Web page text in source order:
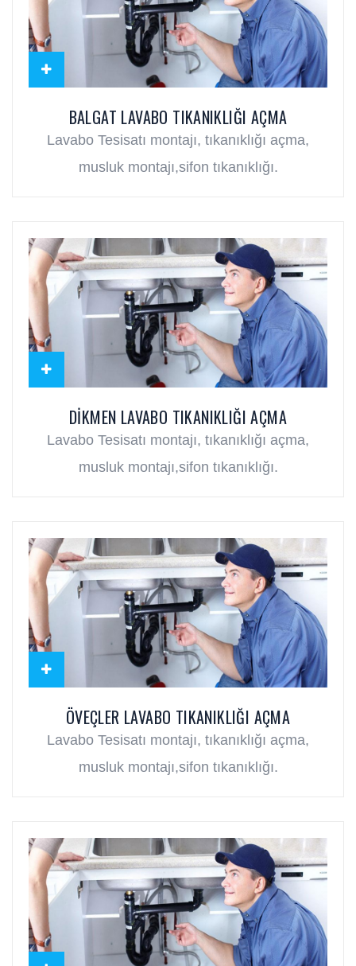
BALGAT LAVABO TIKANIKLIĞI AÇMA
Lavabo Tesisatı montajı, tıkanıklığı açma,
musluk montajı,sifon tıkanıklığı.
DIKMEN LAVABO TIKANIKLIĞI AÇMA
Lavabo Tesisatı montajı, tıkanıklığı açma,
musluk montajı,sifon tıkanıklığı.
ÖVEÇLER LAVABO TIKANIKLIĞI AÇMA
Lavabo Tesisatı montajı, tıkanıklığı açma,
musluk montajı,sifon tıkanıklığı.